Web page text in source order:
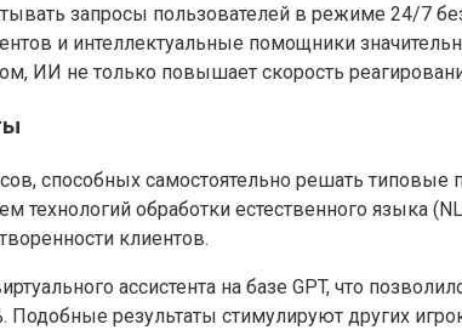
запросы пользователей в режиме 24/7
и интеллектуальные помощники
ИИ не только повышает скорость
способных самостоятельно решать типовые
обработки естественного языка
клиентов.
ассистента на базе GPT, что
результаты стимулируют других